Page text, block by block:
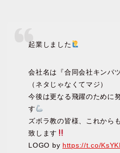
起業しました
会社名は『合同会社キンパ
（ネタじゃなくてマジ）
今後は更なる飛躍のために
す
ズボラ教の皆様、これから
致します
LOGO by https://t.co/